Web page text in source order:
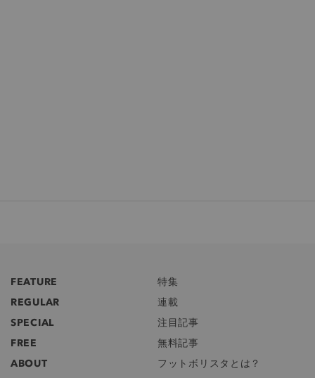
FEATURE
特集
REGULAR
連載
SPECIAL
注目記事
FREE
無料記事
ABOUT
フットボリスタとは？